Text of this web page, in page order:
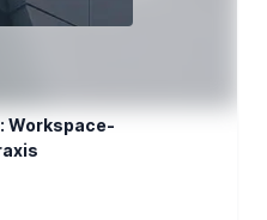
Workspace-